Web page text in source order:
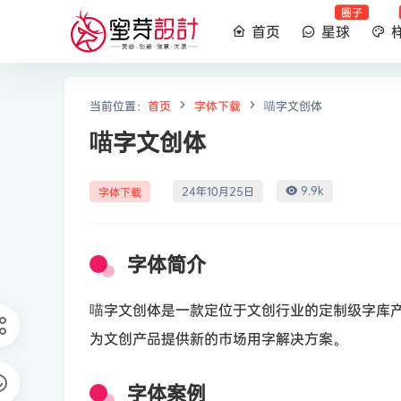
首页 星球
圈子
当前位置： 首页 字体下载 喵字文创体
喵字文创体
字体下载 24年10月25日 9.9k
字体简介
喵字文创体是一款定位于文创行业的定制级字库
为文创产品提供新的市场用字解决方案。
字体案例